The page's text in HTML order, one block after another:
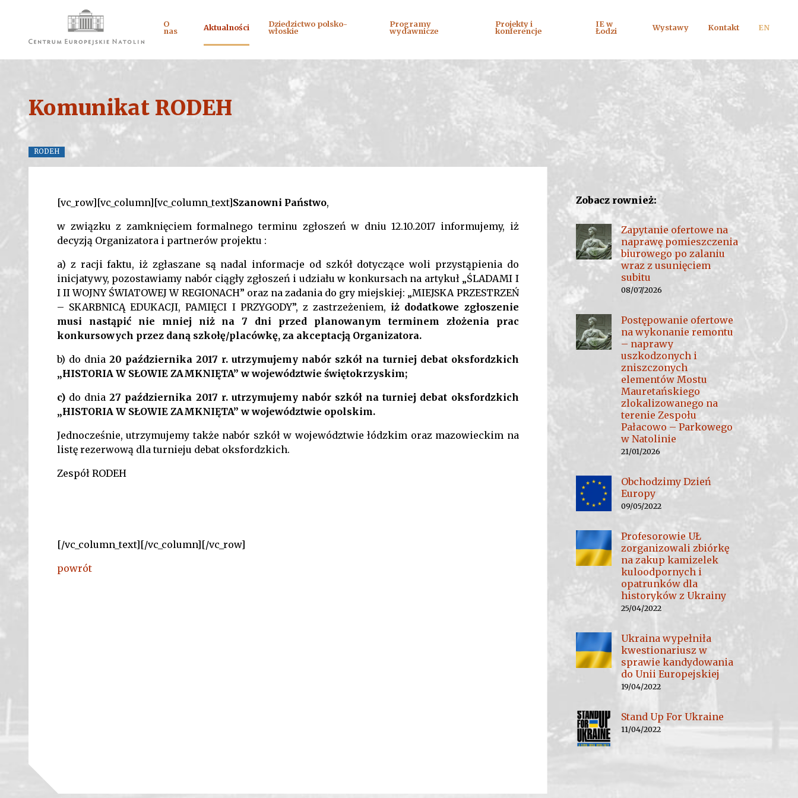
O
nas Aktualności Dziedzictwo polsko-
włoskie
Programy
wydawnicze
Projekty i
konferencje
IE w
Łodzi Wystawy Kontakt EN
Komunikat RODEH
RODEH
[vc_row][vc_column][vc_column_text]Szanowni Państwo,
w związku z zamknięciem formalnego terminu zgłoszeń w dniu 12.10.2017 informujemy, iż
decyzją Organizatora i partnerów projektu :
a) z racji faktu, iż zgłaszane są nadal informacje od szkół dotyczące woli przystąpienia do
inicjatywy, pozostawiamy nabór ciągły zgłoszeń i udziału w konkursach na artykuł „ŚLADAMI I
I II WOJNY ŚWIATOWEJ W REGIONACH” oraz na zadania do gry miejskiej: „MIEJSKA PRZESTRZEŃ
– SKARBNICĄ EDUKACJI, PAMIĘCI I PRZYGODY”, z zastrzeżeniem, iż dodatkowe zgłoszenie
musi nastąpić nie mniej niż na 7 dni przed planowanym terminem złożenia prac
konkursowych przez daną szkołę/placówkę, za akceptacją Organizatora.
b) do dnia20 października 2017 r. utrzymujemy nabór szkół na turniej debat oksfordzkich
„HISTORIA W SŁOWIE ZAMKNIĘTA” w województwie świętokrzyskim;
c) do dnia 27 października 2017 r. utrzymujemy nabór szkół na turniej debat oksfordzkich
„HISTORIA W SŁOWIE ZAMKNIĘTA” w województwie opolskim.
Jednocześnie, utrzymujemy także nabór szkół w województwie łódzkim oraz mazowieckim na
listę rezerwową dla turnieju debat oksfordzkich.
Zespół RODEH
[/vc_column_text][/vc_column][/vc_row]
powrót
Zobacz rownież:
Zapytanie ofertowe na
naprawę pomieszczenia
biurowego po zalaniu
wraz z usunięciem
subitu
08/07/2026
Postępowanie ofertowe
na wykonanie remontu
– naprawy
uszkodzonych i
zniszczonych
elementów Mostu
Mauretańskiego
zlokalizowanego na
terenie Zespołu
Pałacowo – Parkowego
w Natolinie
21/01/2026
Obchodzimy Dzień
Europy
09/05/2022
Profesorowie UŁ
zorganizowali zbiórkę
na zakup kamizelek
kuloodpornych i
opatrunków dla
historyków z Ukrainy
25/04/2022
Ukraina wypełniła
kwestionariusz w
sprawie kandydowania
do Unii Europejskiej
19/04/2022
Stand Up For Ukraine
11/04/2022